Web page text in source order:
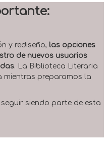
y rediseño, las opciones
de nuevos usuarios
. La Biblioteca Literaria
mientras preparamos la
siendo parte de esta